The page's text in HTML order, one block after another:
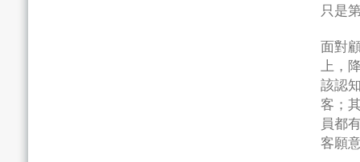
只是
面對
上，
該認
客；
員都
客願